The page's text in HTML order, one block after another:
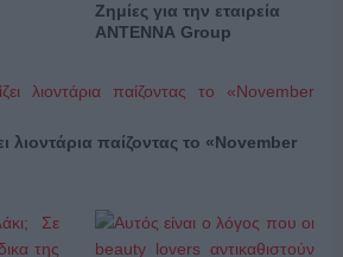
Ζημίες για την εταιρεία
ΑΝΤΕΝΝΑ Group
λιοντάρια παίζοντας το «November